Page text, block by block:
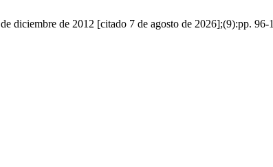
diciembre de 2012 [citado 7 de agosto de 2026];(9):pp.